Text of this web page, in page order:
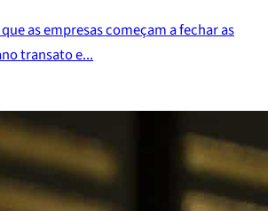
as empresas começam a fechar as
transato e...